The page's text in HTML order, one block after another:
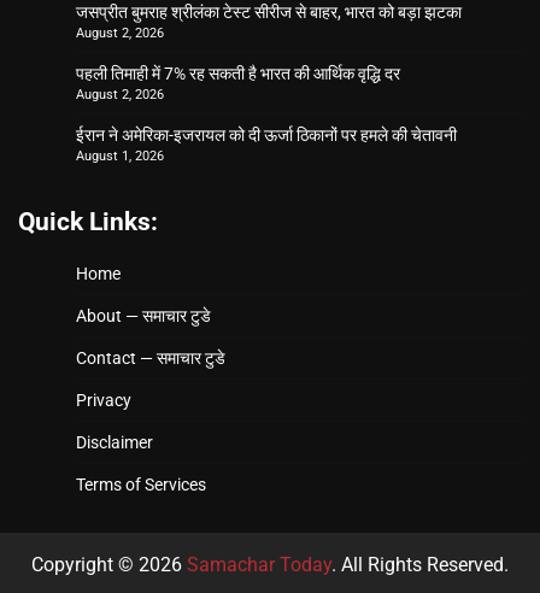
जसप्रीत बुमराह श्रीलंका टेस्ट सीरीज से बाहर, भारत को बड़ा झटका
August 2, 2026
पहली तिमाही में 7% रह सकती है भारत की आर्थिक वृद्धि दर
August 2, 2026
ईरान ने अमेरिका-इजरायल को दी ऊर्जा ठिकानों पर हमले की चेतावनी
August 1, 2026
Quick Links:
Home
About — समाचार टुडे
Contact — समाचार टुडे
Privacy
Disclaimer
Terms of Services
Copyright © 2026 Samachar Today. All Rights Reserved.